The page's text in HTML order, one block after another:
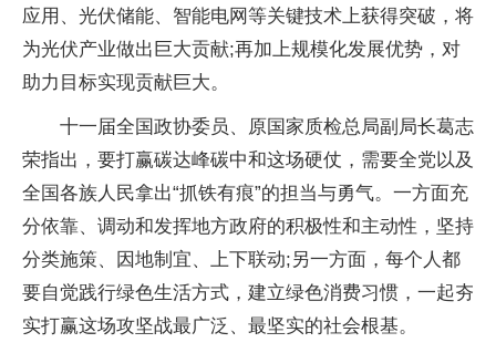
应用、光伏储能、智能电网等关键技术上获得突破，将
为光伏产业做出巨大贡献;再加上规模化发展优势，对
助力目标实现贡献巨大。
十一届全国政协委员、原国家质检总局副局长葛志
荣指出，要打赢碳达峰碳中和这场硬仗，需要全党以及
全国各族人民拿出“抓铁有痕”的担当与勇气。一方面充
分依靠、调动和发挥地方政府的积极性和主动性，坚持
分类施策、因地制宜、上下联动;另一方面，每个人都
要自觉践行绿色生活方式，建立绿色消费习惯，一起夯
实打赢这场攻坚战最广泛、最坚实的社会根基。